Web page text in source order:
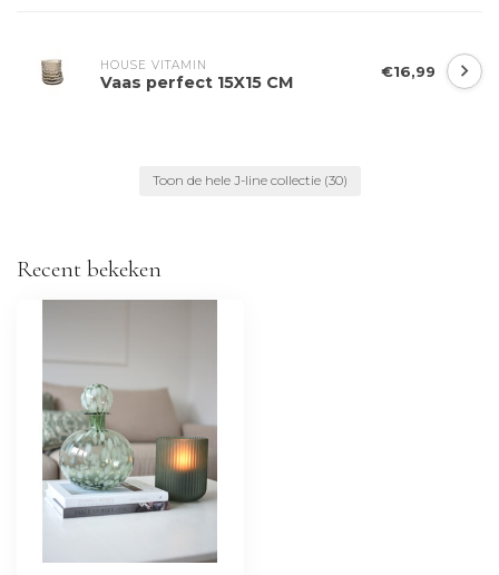
HOUSE VITAMIN
Vaas perfect 15X15 CM
€16,99
Toon de hele J-line collectie (30)
Recent bekeken